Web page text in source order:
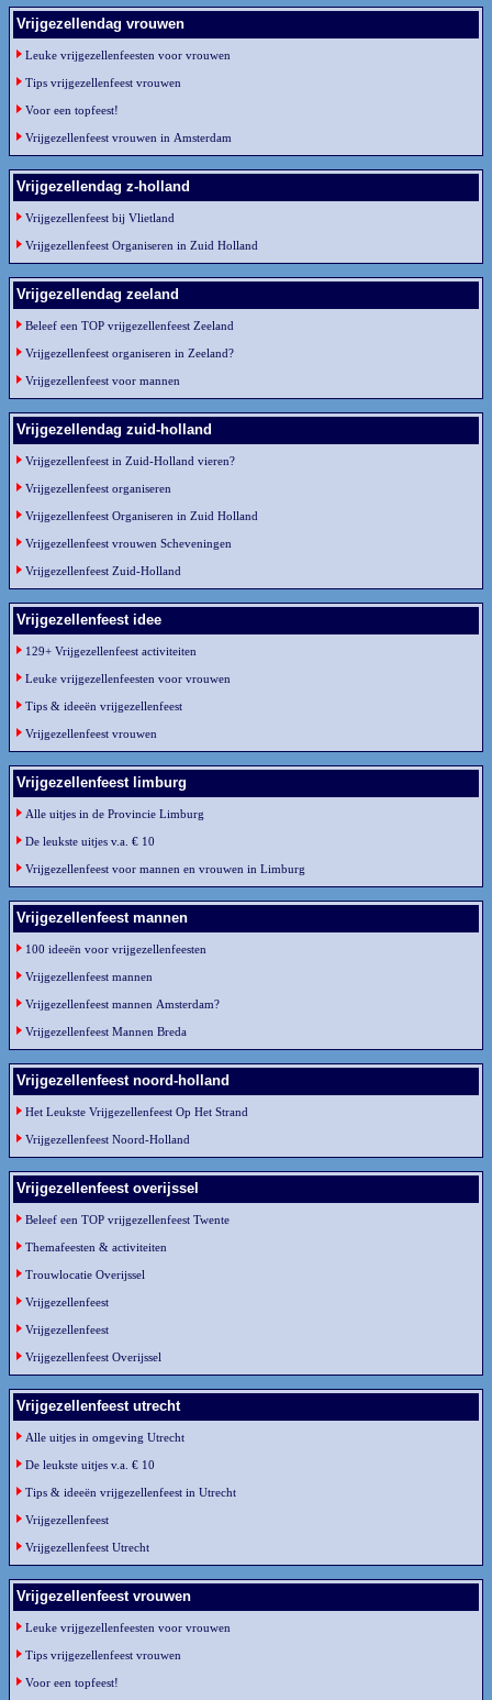
Vrijgezellendag vrouwen
Leuke vrijgezellenfeesten voor vrouwen
Tips vrijgezellenfeest vrouwen
Voor een topfeest!
Vrijgezellenfeest vrouwen in Amsterdam
Vrijgezellendag z-holland
Vrijgezellenfeest bij Vlietland
Vrijgezellenfeest Organiseren in Zuid Holland
Vrijgezellendag zeeland
Beleef een TOP vrijgezellenfeest Zeeland
Vrijgezellenfeest organiseren in Zeeland?
Vrijgezellenfeest voor mannen
Vrijgezellendag zuid-holland
Vrijgezellenfeest in Zuid-Holland vieren?
Vrijgezellenfeest organiseren
Vrijgezellenfeest Organiseren in Zuid Holland
Vrijgezellenfeest vrouwen Scheveningen
Vrijgezellenfeest Zuid-Holland
Vrijgezellenfeest idee
129+ Vrijgezellenfeest activiteiten
Leuke vrijgezellenfeesten voor vrouwen
Tips & ideeën vrijgezellenfeest
Vrijgezellenfeest vrouwen
Vrijgezellenfeest limburg
Alle uitjes in de Provincie Limburg
De leukste uitjes v.a. € 10
Vrijgezellenfeest voor mannen en vrouwen in Limburg
Vrijgezellenfeest mannen
100 ideeën voor vrijgezellenfeesten
Vrijgezellenfeest mannen
Vrijgezellenfeest mannen Amsterdam?
Vrijgezellenfeest Mannen Breda
Vrijgezellenfeest noord-holland
Het Leukste Vrijgezellenfeest Op Het Strand
Vrijgezellenfeest Noord-Holland
Vrijgezellenfeest overijssel
Beleef een TOP vrijgezellenfeest Twente
Themafeesten & activiteiten
Trouwlocatie Overijssel
Vrijgezellenfeest
Vrijgezellenfeest
Vrijgezellenfeest Overijssel
Vrijgezellenfeest utrecht
Alle uitjes in omgeving Utrecht
De leukste uitjes v.a. € 10
Tips & ideeën vrijgezellenfeest in Utrecht
Vrijgezellenfeest
Vrijgezellenfeest Utrecht
Vrijgezellenfeest vrouwen
Leuke vrijgezellenfeesten voor vrouwen
Tips vrijgezellenfeest vrouwen
Voor een topfeest!